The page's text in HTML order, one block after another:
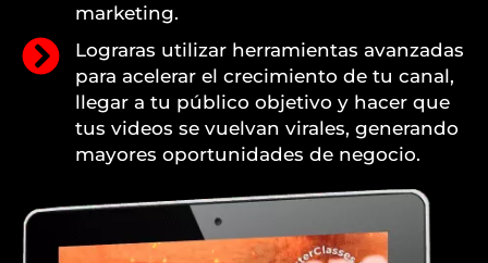
marketing.
Lograras utilizar herramientas avanzadas
para acelerar el crecimiento de tu canal,
llegar a tu público objetivo y hacer que
tus videos se vuelvan virales, generando
mayores oportunidades de negocio.